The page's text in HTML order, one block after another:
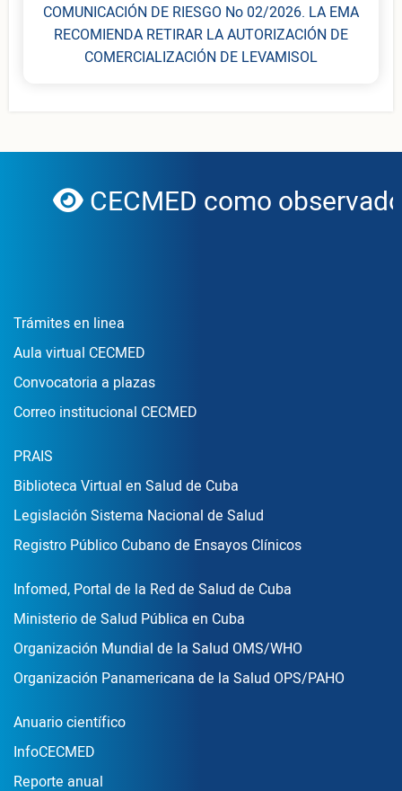
COMUNICACIÓN DE RIESGO No 02/2026. LA EMA
RECOMIENDA RETIRAR LA AUTORIZACIÓN DE
COMERCIALIZACIÓN DE LEVAMISOL
globe
CECMED como observador
Enlace Footer1
Trámites en linea
Aula virtual CECMED
Convocatoria a plazas
Correo institucional CECMED
Enlace Footer2
PRAIS
Biblioteca Virtual en Salud de Cuba
Legislación Sistema Nacional de Salud
Registro Público Cubano de Ensayos Clínicos
Enlace Footer3
Infomed, Portal de la Red de Salud de Cuba
Ministerio de Salud Pública en Cuba
Organización Mundial de la Salud OMS/WHO
Organización Panamericana de la Salud OPS/PAHO
Publicaciones
Anuario científico
InfoCECMED
Reporte anual